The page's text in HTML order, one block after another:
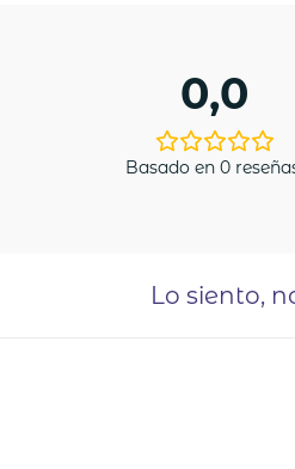
0,0
Basado en 0
Lo siento,